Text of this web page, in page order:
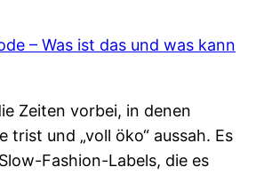
Zeiten vorbei, in denen
trist und „voll öko“ aussah. Es
Fashion-Labels, die es